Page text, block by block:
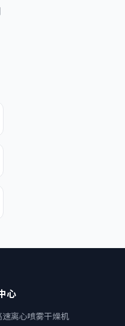
心
速离心喷雾干燥机